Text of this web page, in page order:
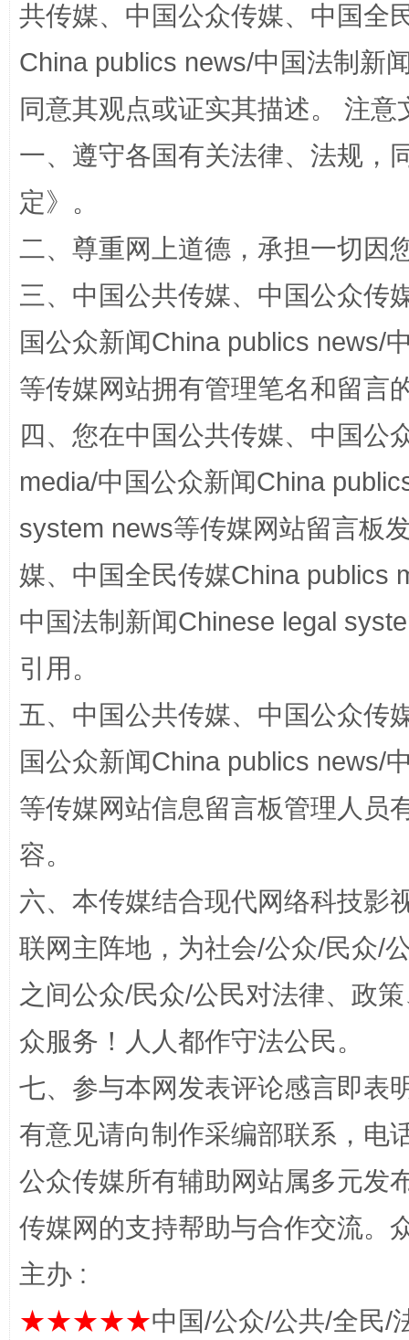
漫山遍野的桃花与雪山、麦地、白藏房
招工难、用工荒背后
网上购药对药下症？
共传媒、中国公众传媒、中国全
China publics news/中国法制新
同意其观点或证实其描述。 注
一、遵守各国有关法律、法规，
定》。
二、尊重网上道德，承担一切因
三、中国公共传媒、中国公众传
国公众新闻China publics news/
等传媒网站拥有管理笔名和留言
四、您在中国公共传媒、中国公
media/中国公众新闻China
system news等传媒网站留言板
媒、中国全民传媒China publics
中国法制新闻Chinese legal
引用。
五、中国公共传媒、中国公众传
国公众新闻China publics news/
等传媒网站信息留言板管理人员
容。
六、本传媒结合现代网络科技影
联网主阵地，为社会/公众/民众/
之间公众/民众/公民对法律、政
众服务！人人都作守法公民。
七、参与本网发表评论感言即表
有意见请向制作采编部联系，电
公众传媒所有辅助网站属多元发
传媒网的支持帮助与合作交流。
主办 :
★★★★★中国/公众/公共/全民/